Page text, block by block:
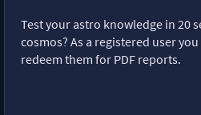
Test your astro knowledge in 20
cosmos? As a registered user
redeem them for PDF reports.